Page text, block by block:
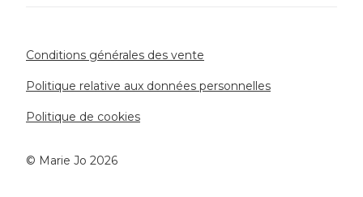
Conditions générales des vente
Politique relative aux données personnelles
Politique de cookies
©️ Marie Jo 2026